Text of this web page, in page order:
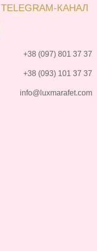
КАНАЛ
+38 (097) 801 37 37
+38 (093) 101 37 37
info@luxmarafet.com